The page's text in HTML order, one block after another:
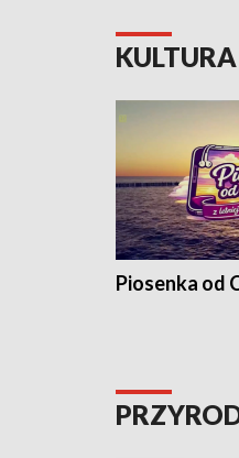
Piosenka od